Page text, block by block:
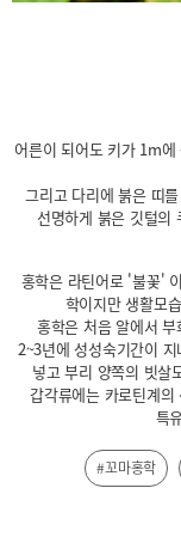
어른이 되어도 키가 1m
그리고 다리에 붉은 띠
선명하게 붉은 깃털의
홍학은 라틴어로 '불꽃'
학이지만 생활모
홍학은 처음 알에서
2~3년에 성성숙기간이
넣고 부리 양쪽의 빗살
갑각류에는 카로틴계
특
#꼬마홍학